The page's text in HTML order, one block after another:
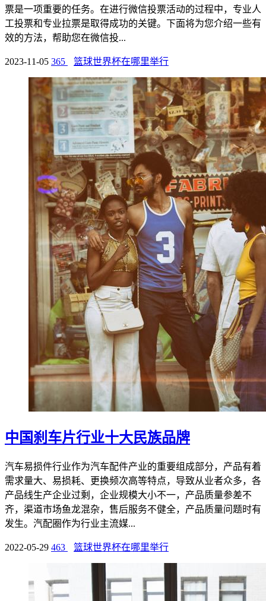
票是一项重要的任务。在进行微信投票活动的过程中，专业人
工投票和专业拉票是取得成功的关键。下面将为您介绍一些有
效的方法，帮助您在微信投...
2023-11-05 365 篮球世界杯在哪里举行
中国刹车片行业十大民族品牌
汽车易损件行业作为汽车配件产业的重要组成部分，产品有着
需求量大、易损耗、更换频次高等特点，导致从业者众多，各
产品线生产企业过剩，企业规模大小不一，产品质量参差不
齐，渠道市场鱼龙混杂，售后服务不健全，产品质量问题时有
发生。汽配圈作为行业主流媒...
2022-05-29 463 篮球世界杯在哪里举行